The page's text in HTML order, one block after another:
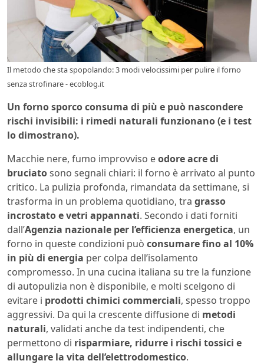
Il metodo che sta spopolando: 3 modi velocissimi per pulire il forno
senza strofinare - ecoblog.it
Un forno sporco consuma di più e può nascondere
rischi invisibili: i rimedi naturali funzionano (e i test
lo dimostrano).
Macchie nere, fumo improvviso eodore acre di
bruciatosono segnali chiari: il forno è arrivato al punto
critico. La pulizia profonda, rimandata da settimane, si
trasforma in un problema quotidiano, tra grasso
incrostato e vetri appannati. Secondo i dati forniti
dall’Agenzia nazionale per l’efficienza energetica, un
forno in queste condizioni può consumare fino al 10%
in più di energia per colpa dell’isolamento
compromesso. In una cucina italiana su tre la funzione
di autopulizia non è disponibile, e molti scelgono di
evitare i prodotti chimici commerciali, spesso troppo
aggressivi. Da qui la crescente diffusione di metodi
naturali, validati anche da test indipendenti, che
permettono di risparmiare, ridurre i rischi tossici e
allungare la vita dell’elettrodomestico.